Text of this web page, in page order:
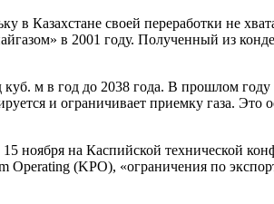
Казахстане своей переработки не
в 2001 году. Полученный из
куб. м в год до 2038 года. В прошлом
и ограничивает приемку газа. Это
ноября на Каспийской технической
Operating (KPO), «ограничения по